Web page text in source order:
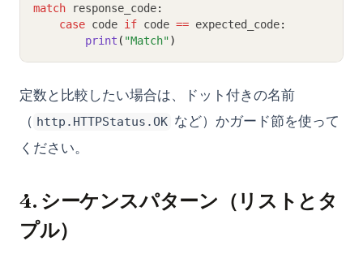
match response_code:
case code if code == expected_code:
print ( "Match")
定数と比較したい場合は、ドット付きの名前
（ http.HTTPStatus.OK など）かガード節を使って
ください。
4. シーケンスパターン（リストとタ
プル）